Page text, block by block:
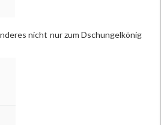
nicht nur zum Dschungelkönig